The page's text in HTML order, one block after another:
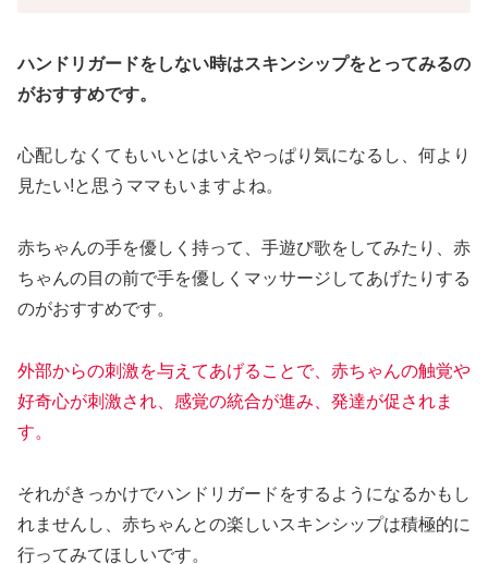
ハンドリガードをしない時はスキンシップをとってみるの
がおすすめです。
心配しなくてもいいとはいえやっぱり気になるし、何より
見たい!と思うママもいますよね。
赤ちゃんの手を優しく持って、手遊び歌をしてみたり、赤
ちゃんの目の前で手を優しくマッサージしてあげたりする
のがおすすめです。
外部からの刺激を与えてあげることで、赤ちゃんの触覚や
好奇心が刺激され、感覚の統合が進み、発達が促されま
す。
それがきっかけでハンドリガードをするようになるかもし
れませんし、赤ちゃんとの楽しいスキンシップは積極的に
行ってみてほしいです。